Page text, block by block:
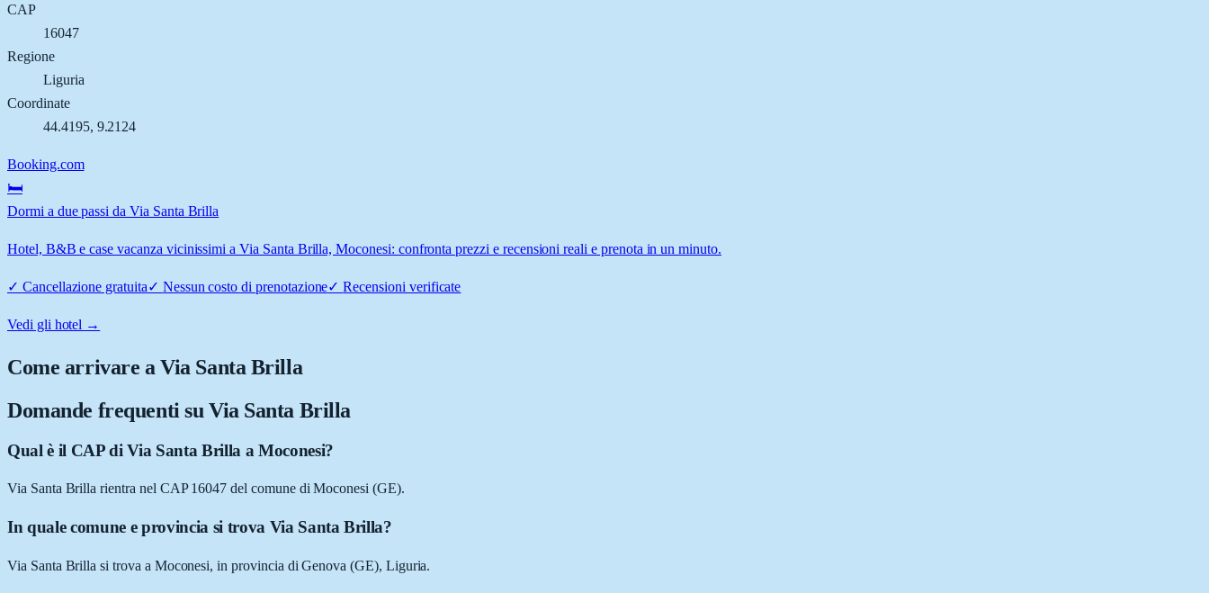
CAP
16047
Regione
Liguria
Coordinate
44.4195, 9.2124
Booking.com
🛏️
Dormi a due passi da Via Santa Brilla
Hotel, B&B e case vacanza vicinissimi a Via Santa Brilla, Moconesi: confronta prezzi e recensioni reali e prenota in un minuto.
✓ Cancellazione gratuita✓ Nessun costo di prenotazione✓Recensioni verificate
Vedi gli hotel →
Come arrivare aVia Santa Brilla
Domande frequenti su Via Santa Brilla
Qual è il CAP di Via Santa Brilla a Moconesi?
Via Santa Brilla rientra nel CAP 16047 del comune di Moconesi (GE).
In quale comune e provincia si trova Via Santa Brilla?
Via Santa Brilla si trova a Moconesi, in provincia di Genova (GE), Liguria.